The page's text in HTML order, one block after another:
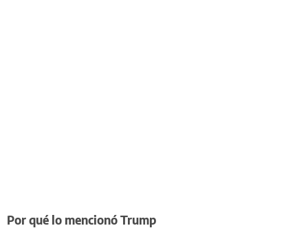
Por qué lo mencionó Trump